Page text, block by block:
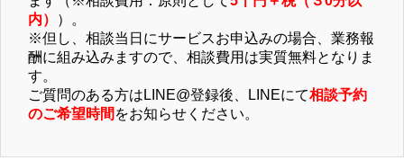
内）
）。
※但し、相談当日にサービスお申込みの場合、業務報
酬に組み込みますので、相談費用は実質無料となりま
す。
ご質問のある方はLINE@登録後、LINEにて相談予約
のご希望時間 をお知らせください。